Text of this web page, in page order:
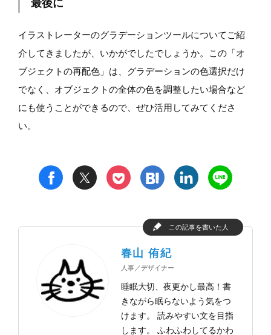
最後に
イラストレーターのグラデーションツールについてご紹
介してきましたが、いかがでしたでしょうか。この「オ
ブジェクトの再配色」は、グラデーションの色選択だけ
でなく、オブジェクトの全体の色を調整したい場合など
にも使うことができるので、ぜひ活用してみてくださ
い。
f t p h l n
この記事を書いた人
春山 侑紀
人事／デザイナー
睡眠大切、夜更かし最高！書
きながら眠らないよう気をつ
けます。 読みやすい文を目指
します。 ふわふわしてるかわ